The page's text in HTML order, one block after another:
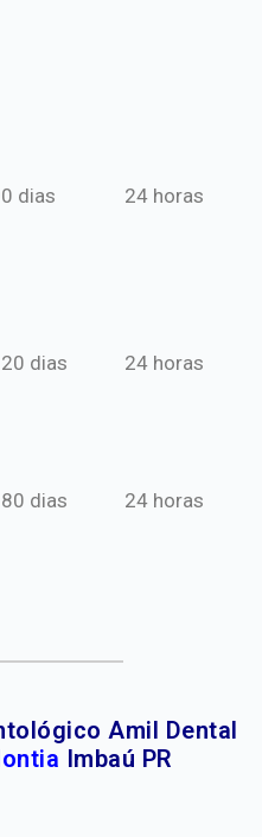
dias 24 horas
dias 24 horas
dias 24 horas
Amil Dental
Imbaú PR